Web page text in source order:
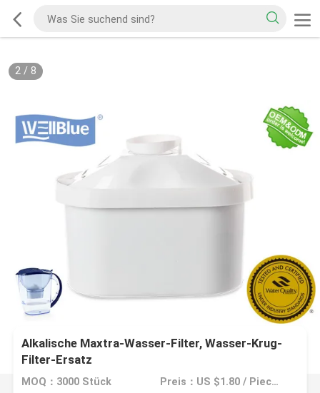
2/ 8
Alkalische Maxtra-Wasser-Filter, Wasser-Krug-
Filter-Ersatz
MOQ：3000 Stück Preis：US $1.80 / Piece | 3000 Pieces (Min. Order)